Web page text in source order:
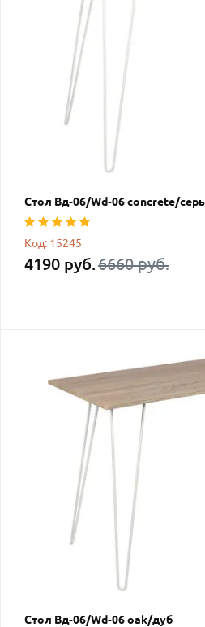
Стол Вд-06/Wd-06 concrete/
Код: 15245
4190 руб.6660 руб.
Стол Вд-06/Wd-06 oak/дуб